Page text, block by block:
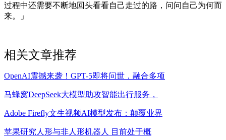
过程中还需要不断地回头看看自己走过的路，问问自己为何而
来。」
相关文章推荐
OpenAI震撼来袭！GPT-5即将问世，融合多项
马蜂窝DeepSeek大模型助攻智能出行服务，
Adobe Firefly文生视频AI模型发布：颠覆业界
苹果研究人形与非人形机器人 目前处于概